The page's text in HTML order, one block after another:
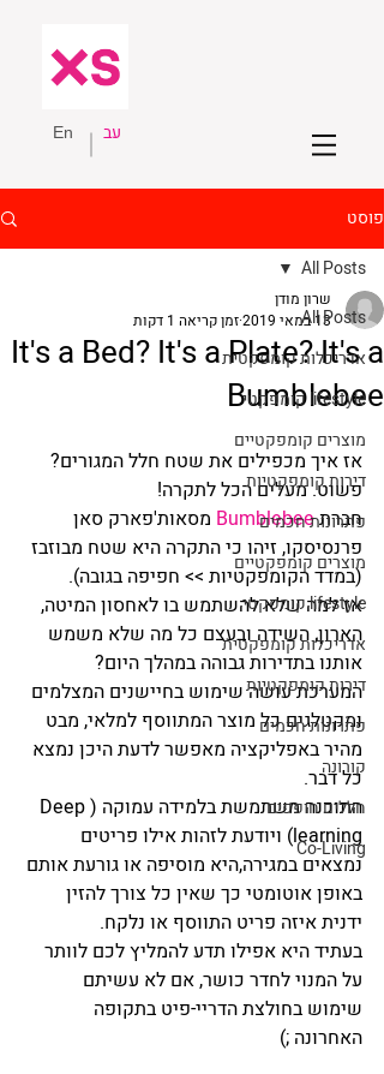
En עב
פוסט
All Posts
אדריכלות קומפקטית
lifestyle קומפקטי
מוצרים קומפקטיים
דירות קומפקטיות
פתרונות חכמים
מוצרים קומפקטיים
lifestyle קומפקטי
אדריכלות קומפקטית
דירות קומפקטיות
פתרונות חכמים
קורונה
חללים חופפים
Co-Living
All Posts
It's a Bed? It's a Plate? It's a
Bumblebee
שרון מודן
13 במאי 2019
זמן קריאה 1 דקות
אז איך מכפילים את שטח חלל המגורים?
פשוט. מעלים הכל לתקרה!
חברת Bumblebee מסאות'פארק סאן
פרנסיסקו, זיהו כי התקרה היא שטח מבוזבז
(במדד הקומפקטיות >> חפיפה בגובה).
אז למה שלא להשתמש בו לאחסון המיטה,
הארון, השידה ובעצם כל מה שלא משמש
אותנו בתדירות גבוהה במהלך היום?
המערכת עושה שימוש בחיישנים המצלמים
ומקטלגים כל מוצר המתווסף למלאי, מבט
מהיר באפליקציה מאפשר לדעת היכן נמצא
כל דבר.
התוכנה משתמשת בלמידה עמוקה (Deep
learning) ויודעת לזהות אילו פריטים
נמצאים במגירה,היא מוסיפה או גורעת אותם
באופן אוטומטי כך שאין כל צורך להזין
ידנית איזה פריט התווסף או נלקח.
בעתיד היא אפילו תדע להמליץ לכם לוותר
על המנוי לחדר כושר, אם לא עשיתם
שימוש בחולצת הדריי-פיט בתקופה
האחרונה ;)